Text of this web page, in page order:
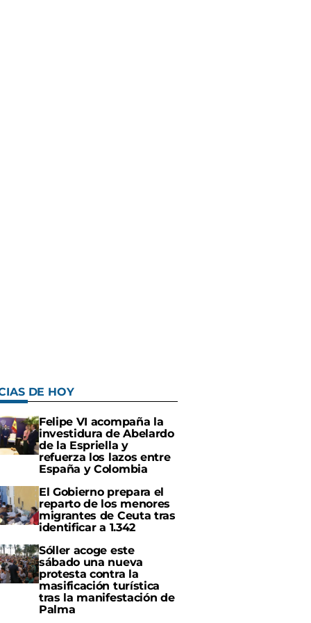
DE HOY
Felipe VI acompaña la
investidura de Abelardo
de la Espriella y
refuerza los lazos entre
España y Colombia
El Gobierno prepara el
reparto de los menores
migrantes de Ceuta tras
identificar a 1.342
Sóller acoge este
sábado una nueva
protesta contra la
masificación turística
tras la manifestación de
Palma